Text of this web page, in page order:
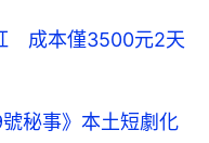
成本僅3500元2天
秘事》本土短劇化